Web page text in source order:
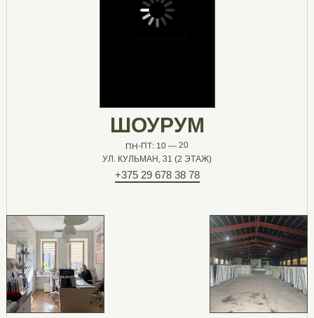
ШОУРУМ
ПН-ПТ: 10 — 20
УЛ. КУЛЬМАН, 31 (2 ЭТАЖ)
+375 29 678 38 78